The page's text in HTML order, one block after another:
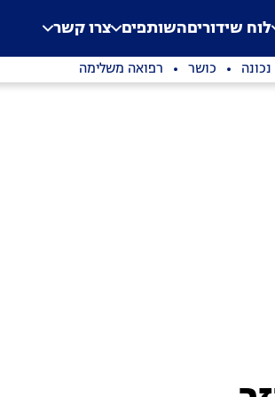
.
לוח שידוריםהשותפים צרו קשר
כושר רפואה משלימה